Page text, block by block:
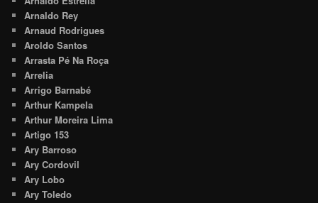
Arnaldo Rey
Arnaud Rodrigues
Aroldo Santos
Arrasta Pé Na Roça
Arrelia
Arrigo Barnabé
Arthur Kampela
Arthur Moreira Lima
Artigo 153
Ary Barroso
Ary Cordovil
Ary Lobo
Ary Toledo